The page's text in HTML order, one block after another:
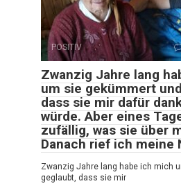
POSITIV
Zwanzig Jahre lang
um sie gekümmert
dass sie mir dafür
würde. Aber eines
zufällig, was sie über
Danach rief ich meine
Zwanzig Jahre lang habe ich mich
geglaubt, dass sie mir